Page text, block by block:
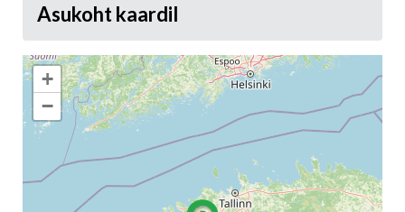
Asukoht kaardil
+
−